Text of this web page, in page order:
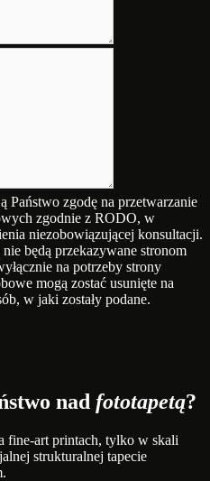
Państwo zgodę na przetwarzanie
zgodnie z RODO, w
niezobowiązującej konsultacji.
będą przekazywane stronom
na potrzeby strony
mogą zostać usunięte na
w jaki zostały podane.
nad fototapetą?
fine-art printach, tylko w skali
strukturalnej tapecie